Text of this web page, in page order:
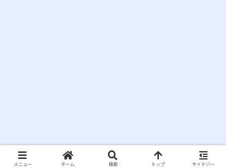
メニュー ホーム 検索 トップ サイドバー